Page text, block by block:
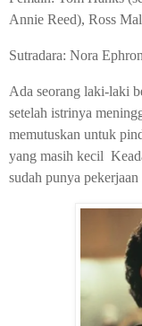
Annie Reed), Ross
Sutradara: Nora Ephron
Ada seorang laki-laki
setelah istrinya
memutuskan untuk
yang masih kecil
sudah punya pekerjaan